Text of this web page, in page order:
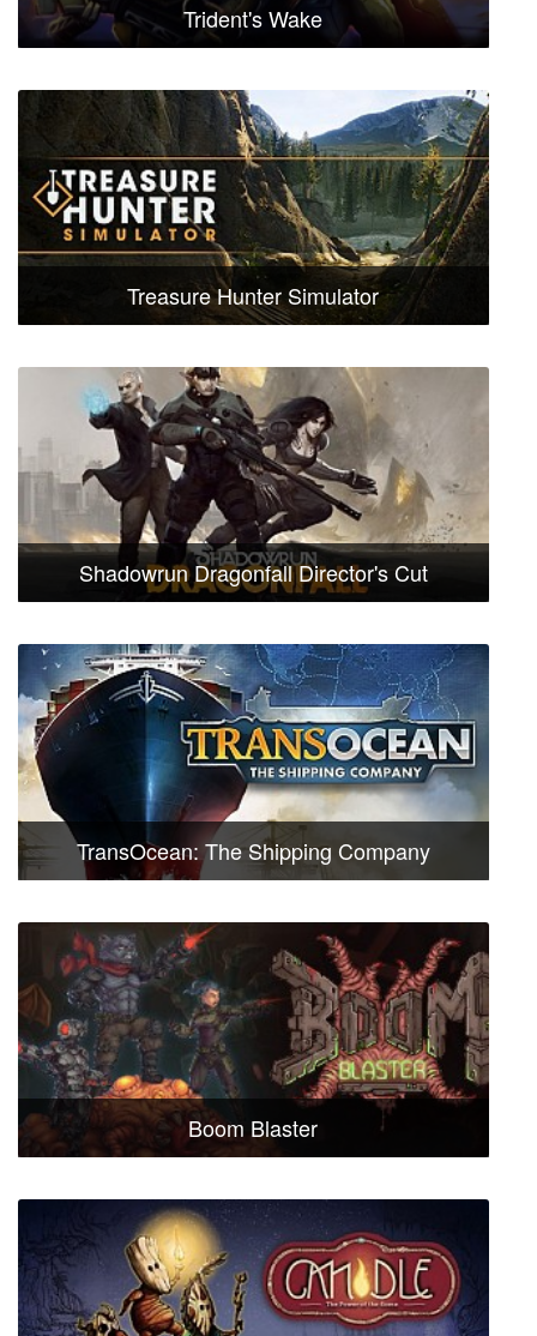
Trident's Wake
Treasure Hunter Simulator
Shadowrun Dragonfall Director's Cut
TransOcean: The Shipping Company
Boom Blaster